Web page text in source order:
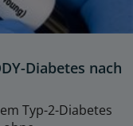
Diabetes nach
Typ-2-Diabetes